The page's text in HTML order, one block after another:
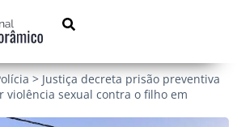
> Justiça decreta prisão preventiva
violência sexual contra o filho em